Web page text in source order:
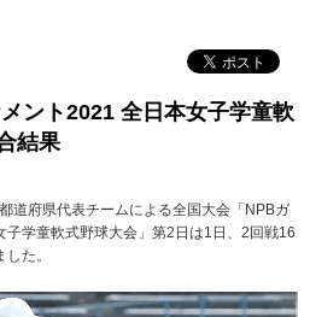
ント2021 全日本女子学童軟
結果
道府県代表チームによる全国大会「NPBガ
学童軟式野球大会」第2日は1日、2回戦16
た。